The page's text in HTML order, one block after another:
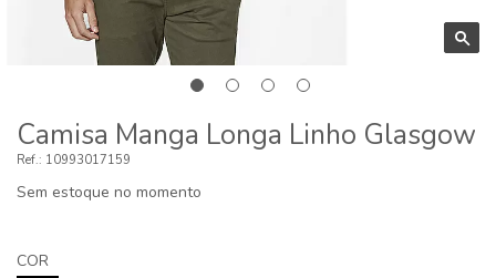
Camisa Manga Longa Linho Glasgow
10993017159
Sem estoque no momento
COR